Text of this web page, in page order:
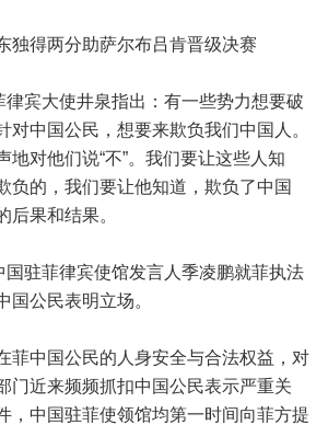
独得两分助萨尔布吕肯晋级决赛
宾大使井泉指出：有一些势力想要破
对中国公民，想要来欺负我们中国人。
地对他们说“不”。我们要让这些人知
负的，我们要让他知道，欺负了中国
后果和结果。
国驻菲律宾使馆发言人季凌鹏就菲执法
国公民表明立场。
菲中国公民的人身安全与合法权益，对
门近来频频抓扣中国公民表示严重关
，中国驻菲使领馆均第一时间向菲方提